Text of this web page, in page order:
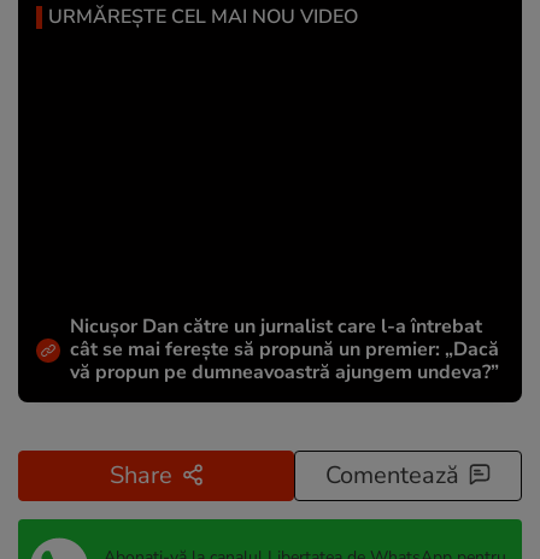
URMĂREȘTE CEL MAI NOU VIDEO
Nicușor Dan către un jurnalist care l-a întrebat
cât se mai ferește să propună un premier: „Dacă
vă propun pe dumneavoastră ajungem undeva?”
Share Comentează